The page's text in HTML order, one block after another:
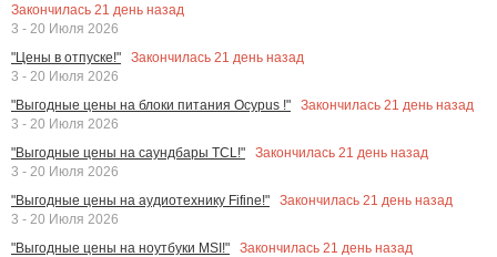
Закончилась 21 день назад
3 - 20 Июля 2026
"Цены в отпуске!"
Закончилась 21 день назад
3 - 20 Июля 2026
"Выгодные цены на блоки питания Ocypus !"
Закончилась 21 день назад
3 - 20 Июля 2026
"Выгодные цены на саундбары TCL!"
Закончилась 21 день назад
3 - 20 Июля 2026
"Выгодные цены на аудиотехнику Fifine!"
Закончилась 21 день назад
3 - 20 Июля 2026
"Выгодные цены на ноутбуки MSI!"
Закончилась 21 день назад